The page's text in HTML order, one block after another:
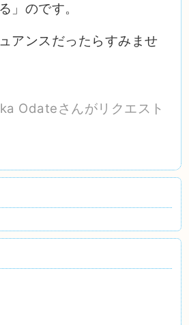
」のです。
アンスだったらすみませ
Odateさんがリクエスト